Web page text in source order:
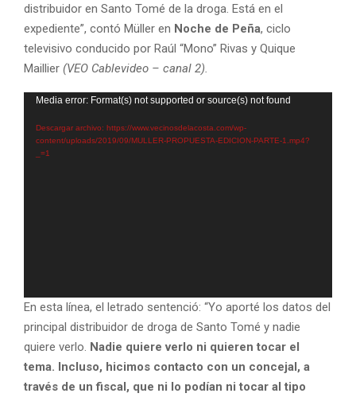
distribuidor en Santo Tomé de la droga. Está en el
expediente”, contó Müller en Noche de Peña, ciclo
televisivo conducido por Raúl “Mono” Rivas y Quique
Maillier (VEO Cablevideo – canal 2).
r
Media error: Format(s) not supported or source(s) not found
Descargar archivo: https://www.vecinosdelacosta.com/wp-
content/uploads/2019/09/MULLER-PROPUESTA-EDICION-PARTE-1.mp4?
_=1
En esta línea, el letrado sentenció: “Yo aporté los datos del
principal distribuidor de droga de Santo Tomé y nadie
quiere verlo. Nadie quiere verlo ni quieren tocar el
tema. Incluso, hicimos contacto con un concejal, a
través de un fiscal, que ni lo podían ni tocar al tipo